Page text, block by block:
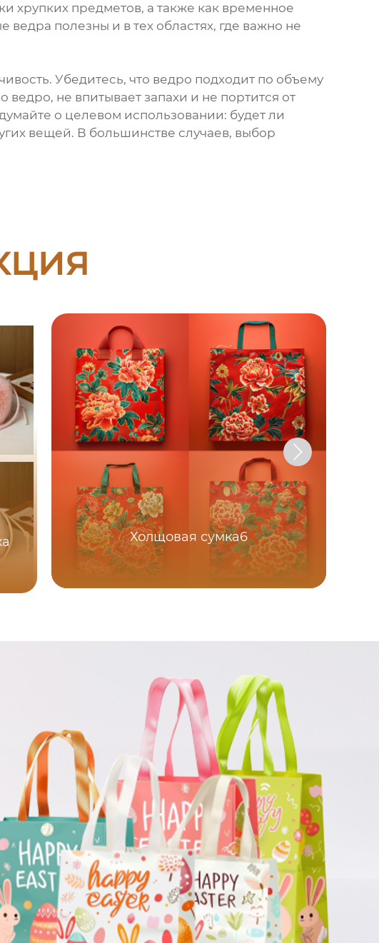
хрупких предметов, а также как временное
полезны и в тех областях, где важно не
Убедитесь, что ведро подходит по объему
не впитывает запахи и не портится от
о целевом использовании: будет ли
вещей. В большинстве случаев, выбор
Холщовая сумка6